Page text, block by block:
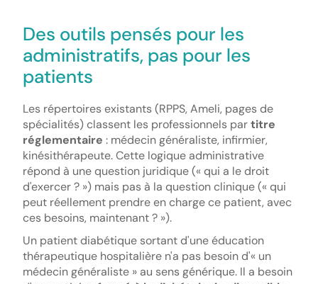
Des outils pensés pour les
administratifs, pas pour les
patients
Les répertoires existants (RPPS, Ameli, pages de
spécialités) classent les professionnels partitre
réglementaire : médecin généraliste, infirmier,
kinésithérapeute. Cette logique administrative
répond à une question juridique (« qui a le droit
d'exercer ? ») mais pas à la question clinique (« qui
peut réellement prendre en charge ce patient, avec
ces besoins, maintenant ? »).
Un patient diabétique sortant d'une éducation
thérapeutique hospitalière n'a pas besoin d'« un
médecin généraliste » au sens générique. Il a besoin